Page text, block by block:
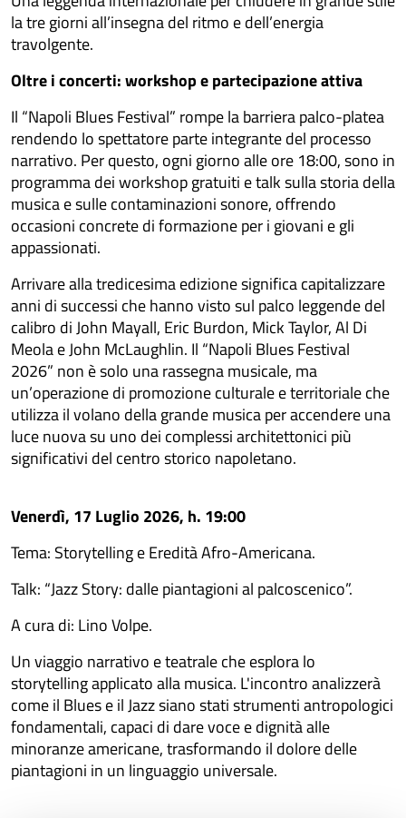
la tre giorni all’insegna del ritmo e dell’energia
travolgente.
Oltre i concerti: workshop e partecipazione attiva
Il “Napoli Blues Festival” rompe la barriera palco-platea
rendendo lo spettatore parte integrante del processo
narrativo. Per questo, ogni giorno alle ore 18:00, sono in
programma dei workshop gratuiti e talk sulla storia della
musica e sulle contaminazioni sonore, offrendo
occasioni concrete di formazione per i giovani e gli
appassionati.
Arrivare alla tredicesima edizione significa capitalizzare
anni di successi che hanno visto sul palco leggende del
calibro di John Mayall, Eric Burdon, Mick Taylor, Al Di
Meola e John McLaughlin. Il “Napoli Blues Festival
2026” non è solo una rassegna musicale, ma
un’operazione di promozione culturale e territoriale che
utilizza il volano della grande musica per accendere una
luce nuova su uno dei complessi architettonici più
significativi del centro storico napoletano.
Venerdì, 17 Luglio 2026, h. 19:00
Tema: Storytelling e Eredità Afro-Americana.
Talk: “Jazz Story: dalle piantagioni al palcoscenico”.
A cura di: Lino Volpe.
Un viaggio narrativo e teatrale che esplora lo
storytelling applicato alla musica. L'incontro analizzerà
come il Blues e il Jazz siano stati strumenti antropologici
fondamentali, capaci di dare voce e dignità alle
minoranze americane, trasformando il dolore delle
piantagioni in un linguaggio universale.